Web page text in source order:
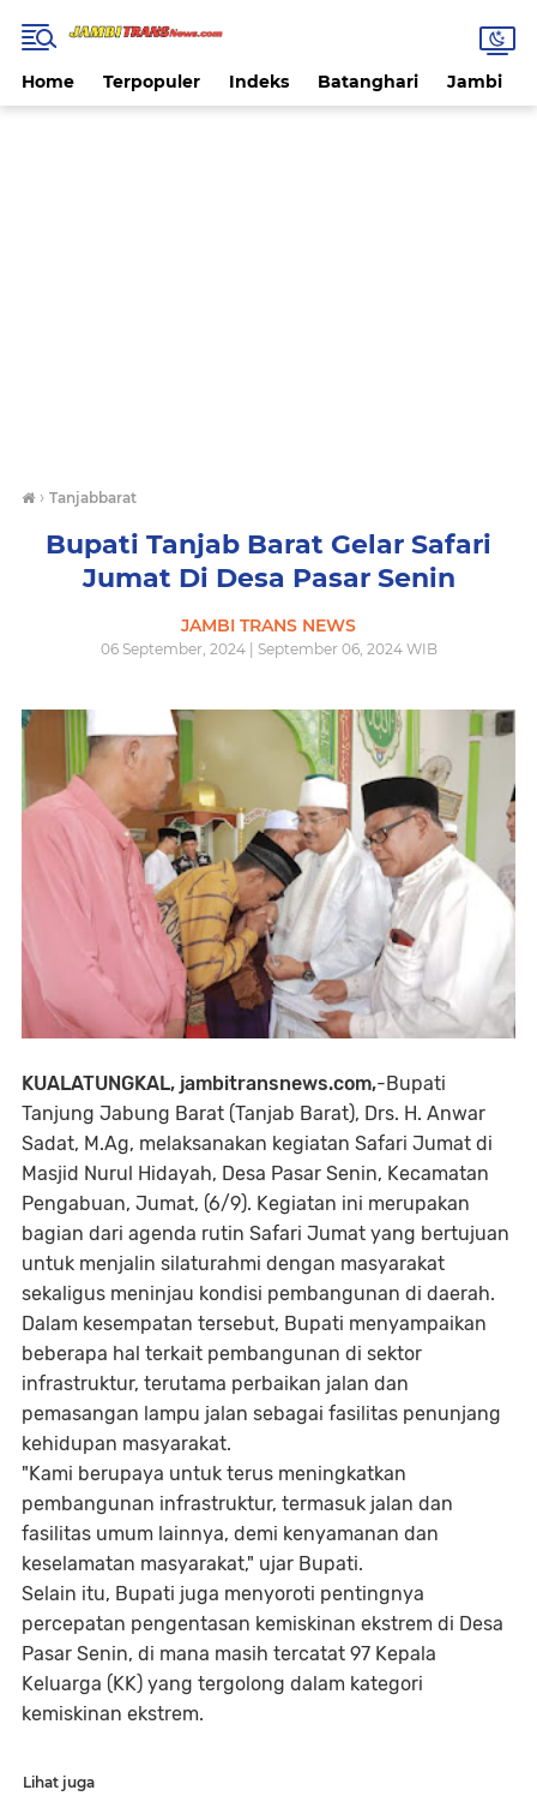
Home Terpopuler Indeks Batanghari Jambi
› Tanjabbarat
Bupati Tanjab Barat Gelar Safari
Jumat Di Desa Pasar Senin
JAMBI TRANS NEWS
06 September, 2024 | September 06, 2024 WIB
KUALATUNGKAL, jambitransnews.com,-Bupati
Tanjung Jabung Barat (Tanjab Barat), Drs. H. Anwar
Sadat, M.Ag, melaksanakan kegiatan Safari Jumat di
Masjid Nurul Hidayah, Desa Pasar Senin, Kecamatan
Pengabuan, Jumat, (6/9). Kegiatan ini merupakan
bagian dari agenda rutin Safari Jumat yang bertujuan
untuk menjalin silaturahmi dengan masyarakat
sekaligus meninjau kondisi pembangunan di daerah.
Dalam kesempatan tersebut, Bupati menyampaikan
beberapa hal terkait pembangunan di sektor
infrastruktur, terutama perbaikan jalan dan
pemasangan lampu jalan sebagai fasilitas penunjang
kehidupan masyarakat.
"Kami berupaya untuk terus meningkatkan
pembangunan infrastruktur, termasuk jalan dan
fasilitas umum lainnya, demi kenyamanan dan
keselamatan masyarakat," ujar Bupati.
Selain itu, Bupati juga menyoroti pentingnya
percepatan pengentasan kemiskinan ekstrem di Desa
Pasar Senin, di mana masih tercatat 97 Kepala
Keluarga (KK) yang tergolong dalam kategori
kemiskinan ekstrem.
Lihat juga